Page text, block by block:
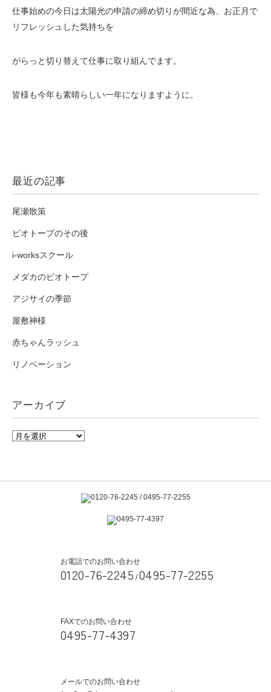
仕事始めの今日は太陽光の申請の締め切りが間近な為、お正月で
リフレッシュした気持ちを
がらっと切り替えて仕事に取り組んでます。
皆様も今年も素晴らしい一年になりますように。
最近の記事
尾瀬散策
ビオトープのその後
i-worksスクール
メダカのビオトープ
アジサイの季節
屋敷神様
赤ちゃんラッシュ
リノベーション
アーカイブ
お電話でのお問い合わせ
0120-76-2245 /0495-77-2255
FAXでのお問い合わせ
0495-77-4397
メールでのお問い合わせ